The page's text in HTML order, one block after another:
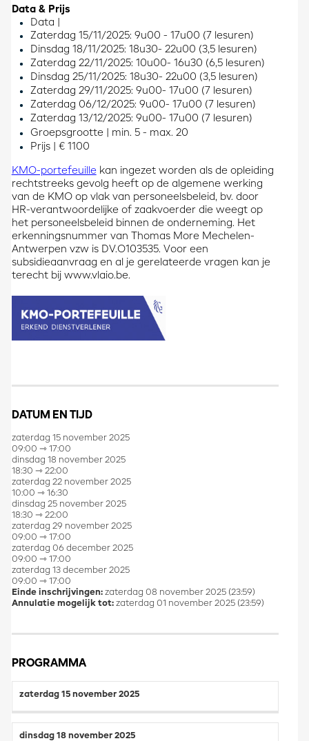
Data & Prijs
Data |
Zaterdag 15/11/2025: 9u00 - 17u00 (7 lesuren)
Dinsdag 18/11/2025: 18u30- 22u00 (3,5 lesuren)
Zaterdag 22/11/2025: 10u00- 16u30 (6,5 lesuren)
Dinsdag 25/11/2025: 18u30- 22u00 (3,5 lesuren)
Zaterdag 29/11/2025: 9u00- 17u00 (7 lesuren)
Zaterdag 06/12/2025: 9u00- 17u00 (7 lesuren)
Zaterdag 13/12/2025: 9u00- 17u00 (7 lesuren)
Groepsgrootte | min. 5 - max. 20
Prijs | € 1100
KMO-portefeuille kan ingezet worden als de opleiding
rechtstreeks gevolg heeft op de algemene werking
van de KMO op vlak van personeelsbeleid, bv. door
HR-verantwoordelijke of zaakvoerder die weegt op
het personeelsbeleid binnen de onderneming. Het
erkenningsnummer van Thomas More Mechelen-
Antwerpen vzw is DV.O103535. Voor een
subsidieaanvraag en al je gerelateerde vragen kan je
terecht bij www.vlaio.be.
DATUM EN TIJD
zaterdag 15 november 2025
09:00 ⇾ 17:00
dinsdag 18 november 2025
18:30 ⇾ 22:00
zaterdag 22 november 2025
10:00 ⇾ 16:30
dinsdag 25 november 2025
18:30 ⇾ 22:00
zaterdag 29 november 2025
09:00 ⇾ 17:00
zaterdag 06 december 2025
09:00 ⇾ 17:00
zaterdag 13 december 2025
09:00 ⇾ 17:00
Einde inschrijvingen: zaterdag 08 november 2025 (23:59)
Annulatie mogelijk tot: zaterdag 01 november 2025 (23:59)
PROGRAMMA
zaterdag 15 november 2025
dinsdag 18 november 2025